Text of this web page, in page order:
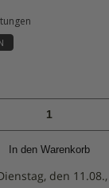
In den Warenkorb
den